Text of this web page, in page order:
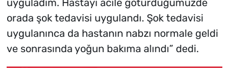
uyguladım. Hastayı acile götürdüğümüzde
orada şok tedavisi uygulandı. Şok tedavisi
uygulanınca da hastanın nabzı normale geldi
ve sonrasında yoğun bakıma alındı” dedi.